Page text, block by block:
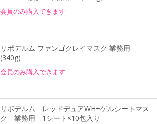
会員のみ購入できます
リポデルム ファンゴクレイマスク 業務用
(340g)
会員のみ購入できます
リポデルム レッドデュアWH+ゲルシートマス
ク 業務用 1シート×10包入り